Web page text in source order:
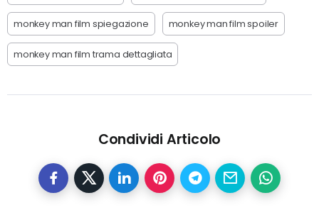
monkey man film spiegazione monkey man film spoiler
monkey man film trama dettagliata
Condividi Articolo